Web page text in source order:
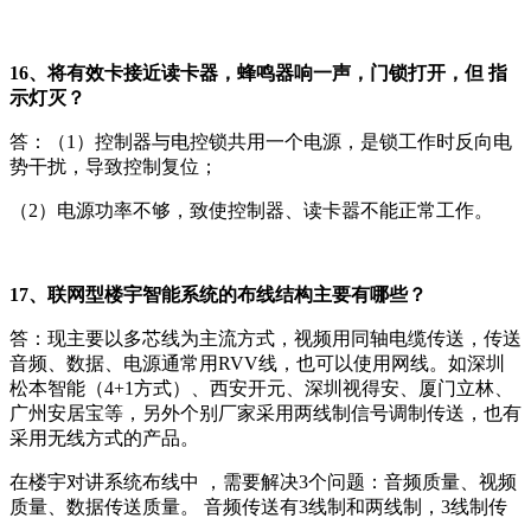
16、将有效卡接近读卡器，蜂鸣器响一声，门锁打开，但 指
示灯灭？
答：（1）控制器与电控锁共用一个电源，是锁工作时反向电
势干扰，导致控制复位；
（2）电源功率不够，致使控制器、读卡嚣不能正常工作。
17、联网型楼宇智能系统的布线结构主要有哪些？
答：现主要以多芯线为主流方式，视频用同轴电缆传送，传送
音频、数据、电源通常用RVV线，也可以使用网线。如深圳
松本智能（4+1方式）、西安开元、深圳视得安、厦门立林、
广州安居宝等，另外个别厂家采用两线制信号调制传送，也有
采用无线方式的产品。
在楼宇对讲系统布线中 ，需要解决3个问题：音频质量、视频
质量、数据传送质量。 音频传送有3线制和两线制，3线制传